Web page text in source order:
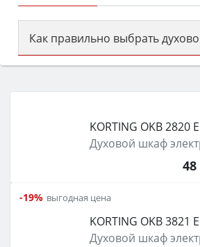
Как правильно выбрать
Сначала определитесь с
затем смотрите на объём
функции (конвекция, гриль,
защита от детей).
KORTING OKB 2820
Духовой шкаф
-19% выгодная цена
KORTING OKB 3821
Духовой шкаф